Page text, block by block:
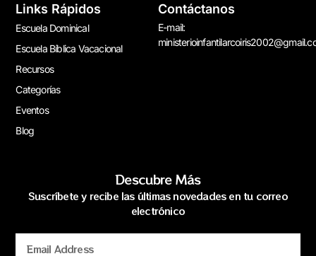
Links Rápidos
Escuela Dominical
Escuela Bíblica Vacacional
Recursos
Categorías
Eventos
Blog
Contáctanos
E-mail:
Descubre Más
Suscríbete y recibe las últimas novedades en tu correo
electrónico